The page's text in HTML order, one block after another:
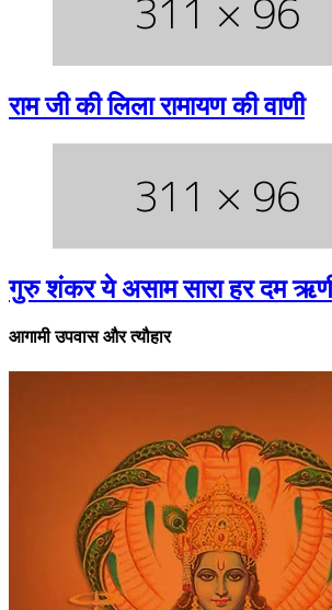
राम जी की लिला रामायण की वाणी
गुरु शंकर ये असाम सारा हर दम ऋणी
आगामी उपवास और त्यौहार